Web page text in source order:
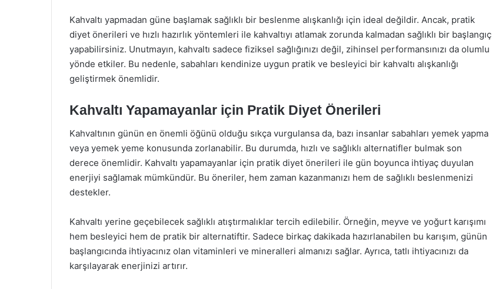
Kahvaltı yapmadan güne başlamak sağlıklı bir beslenme alışkanlığı için ideal değildir. Ancak, pratik
diyet önerileri ve hızlı hazırlık yöntemleri ile kahvaltıyı atlamak zorunda kalmadan sağlıklı bir başlangıç
yapabilirsiniz. Unutmayın, kahvaltı sadece fiziksel sağlığınızı değil, zihinsel performansınızı da olumlu
yönde etkiler. Bu nedenle, sabahları kendinize uygun pratik ve besleyici bir kahvaltı alışkanlığı
geliştirmek önemlidir.
Kahvaltı Yapamayanlar için Pratik Diyet Önerileri
Kahvaltının günün en önemli öğünü olduğu sıkça vurgulansa da, bazı insanlar sabahları yemek yapma
veya yemek yeme konusunda zorlanabilir. Bu durumda, hızlı ve sağlıklı alternatifler bulmak son
derece önemlidir. Kahvaltı yapamayanlar için pratik diyet önerileri ile gün boyunca ihtiyaç duyulan
enerjiyi sağlamak mümkündür. Bu öneriler, hem zaman kazanmanızı hem de sağlıklı beslenmenizi
destekler.
Kahvaltı yerine geçebilecek sağlıklı atıştırmalıklar tercih edilebilir. Örneğin, meyve ve yoğurt karışımı
hem besleyici hem de pratik bir alternatiftir. Sadece birkaç dakikada hazırlanabilen bu karışım, günün
başlangıcında ihtiyacınız olan vitaminleri ve mineralleri almanızı sağlar. Ayrıca, tatlı ihtiyacınızı da
karşılayarak enerjinizi artırır.